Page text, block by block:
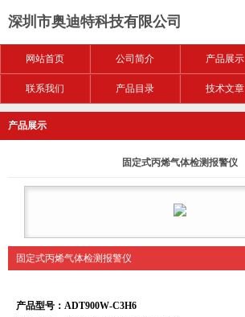
深圳市奥迪特科技有限公司
网站首页 公司简介 产品展示
联系我们 产品目录 技术文章
产品展示
固定式丙烯气体检测报警仪
固定式丙烯气体检测报警仪
产品型号：ADT900W-C3H6